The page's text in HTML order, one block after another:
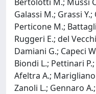
Galassi M.; Grassi
Perticone M.;
Ruggeri E.; del
Damiani G.; Capeci
Biondi L.; Pettinari
Afeltra A.; Marigliano
Zanoli L.; Gennaro